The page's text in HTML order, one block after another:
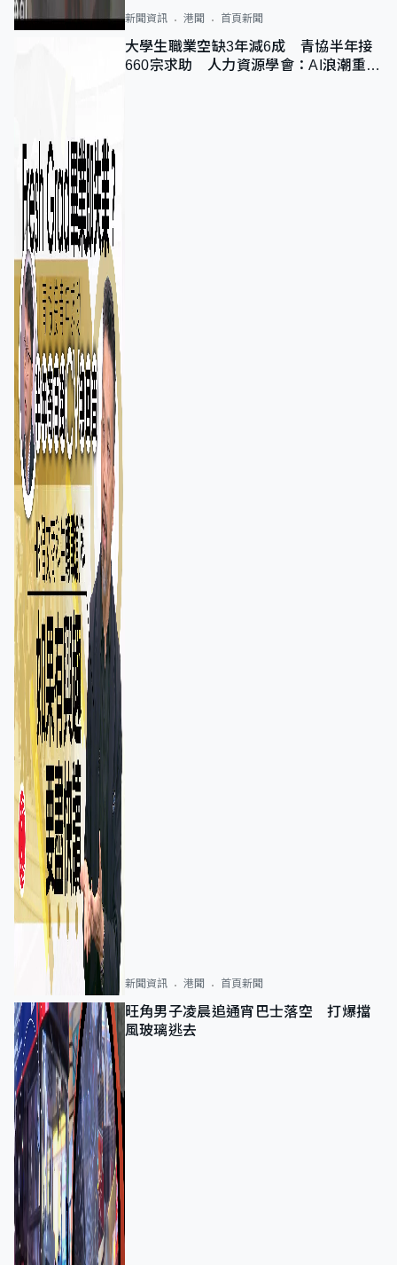
新聞資訊 港聞 首頁新聞
大學生職業空缺3年減6成 青協半年接
660宗求助 人力資源學會：AI浪潮重整
新聞資訊 港聞 首頁新聞
旺角男子凌晨追通宵巴士落空 打爆擋
風玻璃逃去